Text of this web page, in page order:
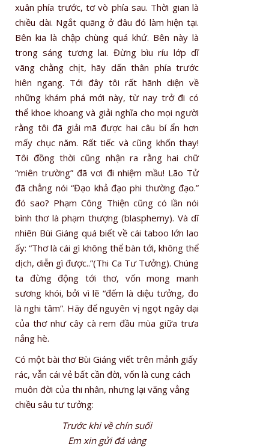
xuân phía trước, tơ vò phía sau. Thời gian là
chiều dài. Ngắt quãng ở đâu đó làm hiện tại.
Bên kia là chập chùng quá khứ. Bên này là
trong sáng tương lai. Đừng bìu ríu lớp dĩ
vãng chằng chịt, hãy dấn thân phía trước
hiên ngang. Tới đây tôi rất hãnh diện về
những khám phá mới này, từ nay trở đi có
thể khoe khoang và giải nghĩa cho mọi người
rằng tôi đã giải mã được hai câu bí ẩn hơn
mấy chục năm. Rất tiếc và cũng khốn thay!
Tôi đồng thời cũng nhận ra rằng hai chữ
“miên trường” đã vơi đi nhiệm mầu! Lão Tử
đã chẳng nói “Đạo khả đạo phi thường đạo.”
đó sao? Phạm Công Thiện cũng có lần nói
bình thơ là phạm thượng (blasphemy). Và dĩ
nhiên Bùi Giáng quá biết về cái taboo lớn lao
ấy: “Thơ là cái gì không thể bàn tới, không thể
dịch, diễn gì được..”(Thi Ca Tư Tưởng). Chúng
ta đừng động tới thơ, vốn mong manh
sương khói, bởi vì lẽ “đếm là diệu tưởng, đo
là nghi tâm”. Hãy để nguyên vị ngọt ngây dại
của thơ như cây cà rem đầu mùa giữa trưa
nắng hè.
Có một bài thơ Bùi Giáng viết trên mảnh giấy
rác, vẫn cái vẻ bất cần đời, vốn là cung cách
muôn đời của thi nhân, nhưng lại văng vẳng
chiều sâu tư tưởng:
Trước khi về chín suối
Em xin gửi đá vàng